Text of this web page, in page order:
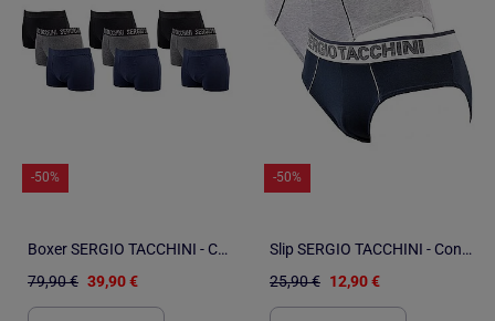
-50%
Boxer SERGIO TACCHINI - Confezione da 9
79,90 € 39,90 €
-50%
Slip SERGIO TACCHINI - Confezione da 2
25,90 € 12,90 €